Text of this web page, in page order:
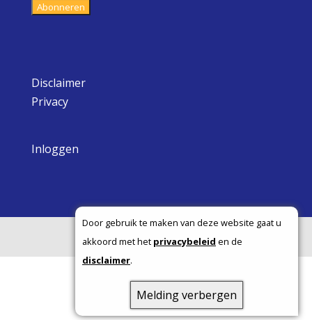
Door gebruik te maken van deze website gaat u
akkoord met het privacybeleid en de
disclaimer.
Melding verbergen
Abonneren
Disclaimer
Privacy
Inloggen
Copyright ©